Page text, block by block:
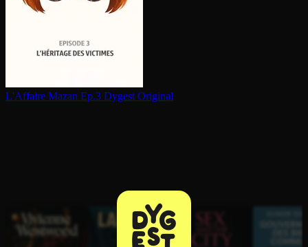
L'Affaire Mazan Ep.3 Dygest Original